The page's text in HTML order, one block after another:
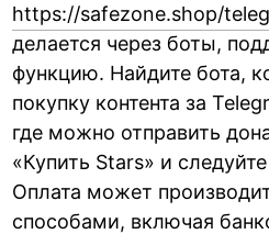
https://safezone.shop/
делается через боты,
функцию. Найдите бота,
покупку контента за
где можно отправить
«Купить Stars» и
Оплата может
способами, включая